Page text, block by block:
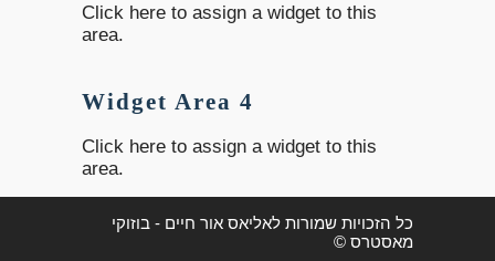
Click here to assign a widget to this
area.
Widget Area 4
Click here to assign a widget to this
area.
כל הזכויות שמורות לאליאס אור חיים - בוזוקי
מאסטרס ©